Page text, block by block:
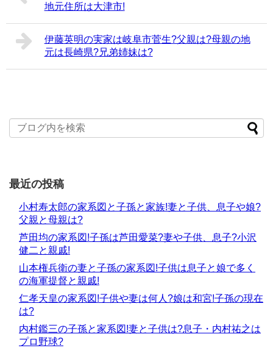
地元住所は大津市!
伊藤英明の実家は岐阜市菅生?父親は?母親の地
元は長崎県?兄弟姉妹は?
最近の投稿
小村寿太郎の家系図と子孫と家族!妻と子供、息子や娘?
父親と母親は?
芦田均の家系図!子孫は芦田愛菜?妻や子供、息子?小沢
健二と親戚!
山本権兵衛の妻と子孫の家系図!子供は息子と娘で多く
の海軍提督と親戚!
仁孝天皇の家系図!子供や妻は何人?娘は和宮!子孫の現在
は?
内村鑑三の子孫と家系図!妻と子供は?息子・内村祐之は
プロ野球?